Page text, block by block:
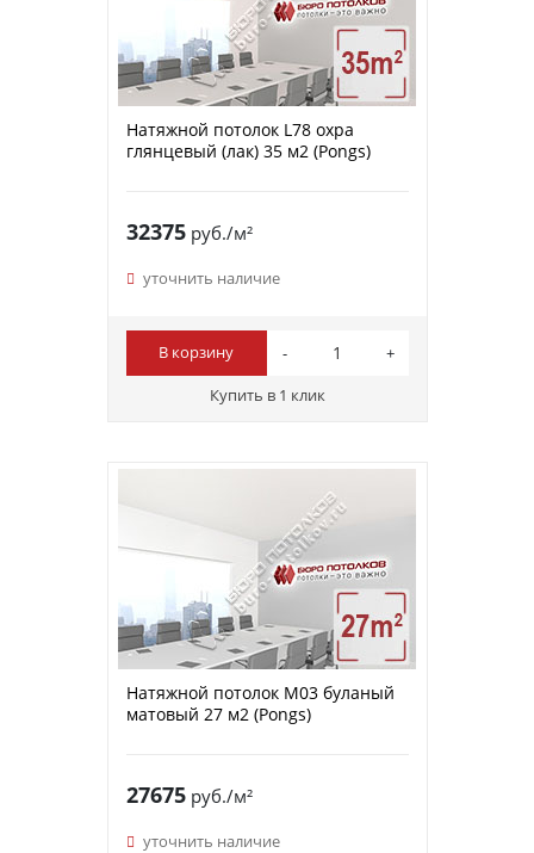
Натяжной потолок L78 охра
глянцевый (лак) 35 м2 (Pongs)
32375руб./м²
уточнить наличие
В корзину
Купить в 1 клик
Натяжной потолок M03 буланый
матовый 27 м2 (Pongs)
27675руб./м²
уточнить наличие